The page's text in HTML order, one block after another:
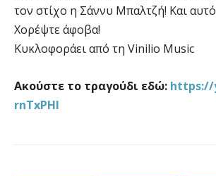
τον στίχο η Σάννυ Μπαλτζή! Και αυτό
Χορέψτε άφοβα!
Κυκλοφοράει από τη Vinilio Music
Ακούστε το τραγούδι εδώ: https://
rnTxPHI